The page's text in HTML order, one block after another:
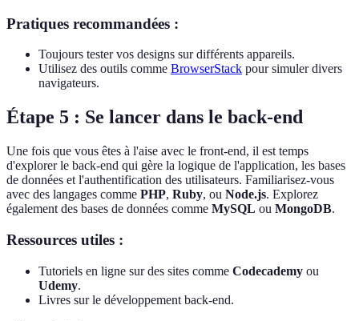
Pratiques recommandées :
Toujours tester vos designs sur différents appareils.
Utilisez des outils comme BrowserStack pour simuler divers
navigateurs.
Étape 5 : Se lancer dans le back-end
Une fois que vous êtes à l'aise avec le front-end, il est temps
d'explorer le back-end qui gère la logique de l'application, les bases
de données et l'authentification des utilisateurs. Familiarisez-vous
avec des langages comme PHP, Ruby, ou Node.js. Explorez
également des bases de données comme MySQL ou MongoDB.
Ressources utiles :
Tutoriels en ligne sur des sites comme Codecademy ou
Udemy.
Livres sur le développement back-end.